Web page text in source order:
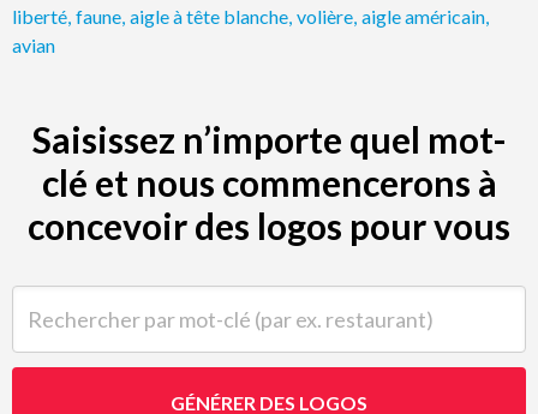
liberté faune aigle à tête blanche volière aigle américain
avian
Saisissez n’importe quel mot-
clé et nous commencerons à
concevoir des logos pour vous
GÉNÉRER DES LOGOS